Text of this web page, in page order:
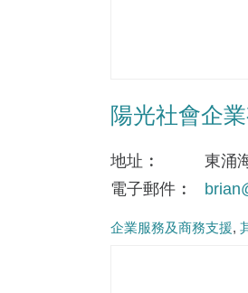
陽光社會企
地址
東涌
電子郵件
企業服務及商務支援